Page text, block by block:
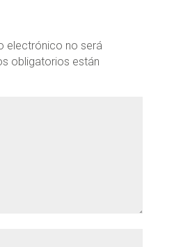
electrónico no será
obligatorios están